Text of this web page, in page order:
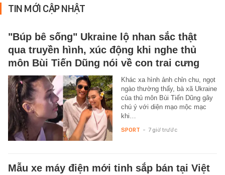
TIN MỚI CẬP NHẬT
"Búp bê sống" Ukraine lộ nhan sắc thật
qua truyền hình, xúc động khi nghe thủ
môn Bùi Tiến Dũng nói về con trai cưng
Khác xa hình ảnh chỉn chu, ngọt
ngào thường thấy, bà xã Ukraine
của thủ môn Bùi Tiến Dũng gây
chú ý với diện mạo mộc mạc
khi…
SPORT - 7 giờ trước
Mẫu xe máy điện mới tinh sắp bán tại Việt